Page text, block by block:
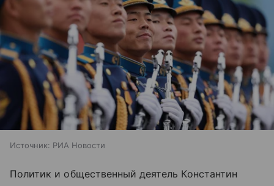
Источник: РИА Новости
Политик и общественный деятель Константин